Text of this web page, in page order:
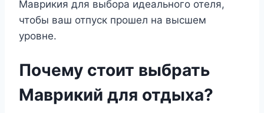
Маврикия для выбора идеального отеля,
чтобы ваш отпуск прошел на высшем
уровне.
Почему стоит выбрать
Маврикий для отдыха?